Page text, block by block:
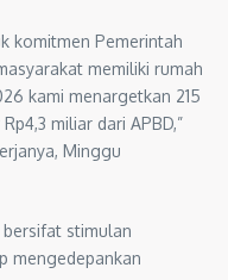
komitmen Pemerintah
memiliki rumah
kami menargetkan 215
miliar dari APBD,”
Minggu
stimulan
mengedepankan